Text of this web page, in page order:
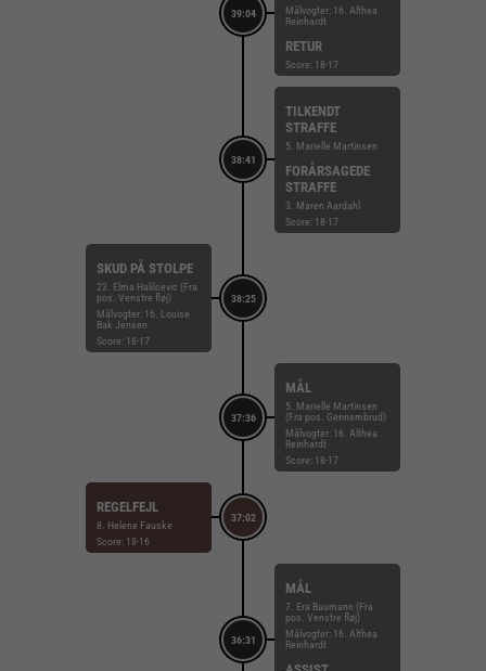
39:04
Målvogter: 16. Althea
Reinhardt
RETUR
Score: 18-17
38:41
TILKENDT
STRAFFE
5. Marielle Martinsen
FORÅRSAGEDE
STRAFFE
3. Maren Aardahl
Score: 18-17
38:25
SKUD PÅ STOLPE
23. Elma Halilcevic (Fra
pos. Venstre fløj)
Målvogter: 16. Louise
Bak Jensen
Score: 18-17
37:36
MÅL
5. Marielle Martinsen
(Fra pos. Gennembrud)
Målvogter: 16. Althea
Reinhardt
Score: 18-17
37:02
REGELFEJL
8. Helene Fauske
Score: 18-16
36:31
MÅL
7. Era Baumann (Fra
pos. Venstre fløj)
Målvogter: 16. Althea
Reinhardt